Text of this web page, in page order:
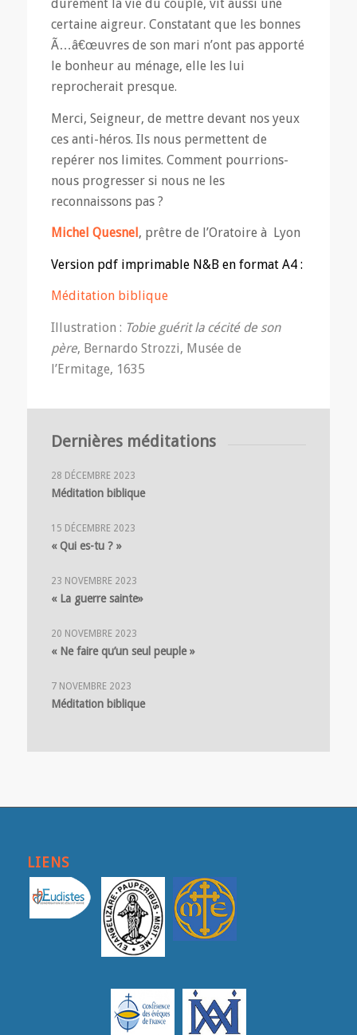
durement la vie du couple, vit aussi une
certaine aigreur. Constatant que les bonnes
Ã…â€œuvres de son mari n’ont pas apporté
le bonheur au ménage, elle les lui
reprocherait presque.
Merci, Seigneur, de mettre devant nos yeux
ces anti-héros. Ils nous permettent de
repérer nos limites. Comment pourrions-
nous progresser si nous ne les
reconnaissons pas ?
Michel Quesnel , prêtre de l’Oratoire à Lyon
Version pdf imprimable N&B en format A4 :
Méditation biblique
Illustration : Tobie guérit la cécité de son
père, Bernardo Strozzi, Musée de
l’Ermitage, 1635
Dernières méditations
28 DÉCEMBRE 2023
Méditation biblique
15 DÉCEMBRE 2023
« Qui es-tu ? »
23 NOVEMBRE 2023
« La guerre sainte»
20 NOVEMBRE 2023
« Ne faire qu’un seul peuple »
7 NOVEMBRE 2023
Méditation biblique
LIENS